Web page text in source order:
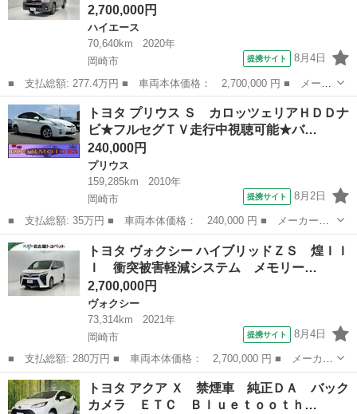
2,700,000円
ハイエース
70,640km
2020年
岡崎市
提携サイト 8月4日
■ 支払総額: 277.4万円 ■ 車両本体価格： 2,700,000 円 ■ メーカ
ー名： トヨタ ■ 車種名： ハイエースバン ■ グレード名： ス
ーパーＧＬ ダークプライムＩＩ 衝突被害軽減システム メモリー
ナビ フ...
愛知 岡崎市 ハイエース
トヨタ プリウス Ｓ カロッツェリアＨＤＤナ
ビ★フルセグＴＶ走行中視聴可能★バ…
240,000円
プリウス
159,285km
2010年
岡崎市
提携サイト 8月2日
■ 支払総額: 35万円 ■ 車両本体価格： 240,000 円 ■ メーカー
名： トヨタ ■ 車種名： プリウス ■ グレード名： Ｓ カロッ
ツェリアＨＤＤナビ★フルセグＴＶ走行中視聴可能★バックカメラ★
ビルトインＥＴＣ...
愛知 岡崎市 プリウス
トヨタ ヴォクシー ハイブリッドＺＳ 煌ＩＩ
Ｉ 衝突被害軽減システム メモリー…
2,700,000円
ヴォクシー
73,314km
2021年
岡崎市
提携サイト 8月4日
■ 支払総額: 280万円 ■ 車両本体価格： 2,700,000 円 ■ メーカー
名： トヨタ ■ 車種名： ヴォクシー ■ グレード名： ハイブリ
ッドＺＳ 煌ＩＩＩ 衝突被害軽減システム メモリーナビ フルセ
グ バック...
愛知 岡崎市 ヴォクシー
トヨタ アクア Ｘ 禁煙車 純正ＤＡ バック
カメラ ＥＴＣ Ｂｌｕｅｔｏｏｔｈ…